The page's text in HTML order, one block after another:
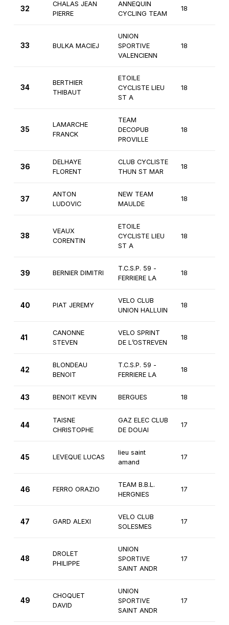
32
CHALAS JEAN
PIERRE
ANNEQUIN
CYCLING TEAM
18
33 BULKA MACIEJ
UNION
SPORTIVE
VALENCIENN
18
34
BERTHIER
THIBAUT
ETOILE
CYCLISTE LIEU
ST A
18
35
LAMARCHE
FRANCK
TEAM
DECOPUB
PROVILLE
18
36
DELHAYE
FLORENT
CLUB CYCLISTE
THUN ST MAR
18
37
ANTON
LUDOVIC
NEW TEAM
MAULDE
18
38
VEAUX
CORENTIN
ETOILE
CYCLISTE LIEU
ST A
18
39 BERNIER DIMITRI
T.C.S.P. 59 -
FERRIERE LA
18
40 PIAT JEREMY
VELO CLUB
UNION HALLUIN
18
41
CANONNE
STEVEN
VELO SPRINT
DE L’OSTREVEN
18
42
BLONDEAU
BENOIT
T.C.S.P. 59 -
FERRIERE LA
18
43 BENOIT KEVIN BERGUES 18
44
TAISNE
CHRISTOPHE
GAZ ELEC CLUB
DE DOUAI
17
45 LEVEQUE LUCAS
lieu saint
amand
17
46 FERRO ORAZIO
TEAM B.B.L.
HERGNIES
17
47 GARD ALEXI
VELO CLUB
SOLESMES
17
48
DROLET
PHILIPPE
UNION
SPORTIVE
SAINT ANDR
17
49
CHOQUET
DAVID
UNION
SPORTIVE
SAINT ANDR
17